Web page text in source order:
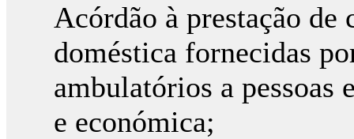
Acórdão à prestação de
doméstica fornecidas
ambulatórios a pessoas
e económica;